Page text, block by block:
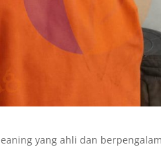
yang ahli dan